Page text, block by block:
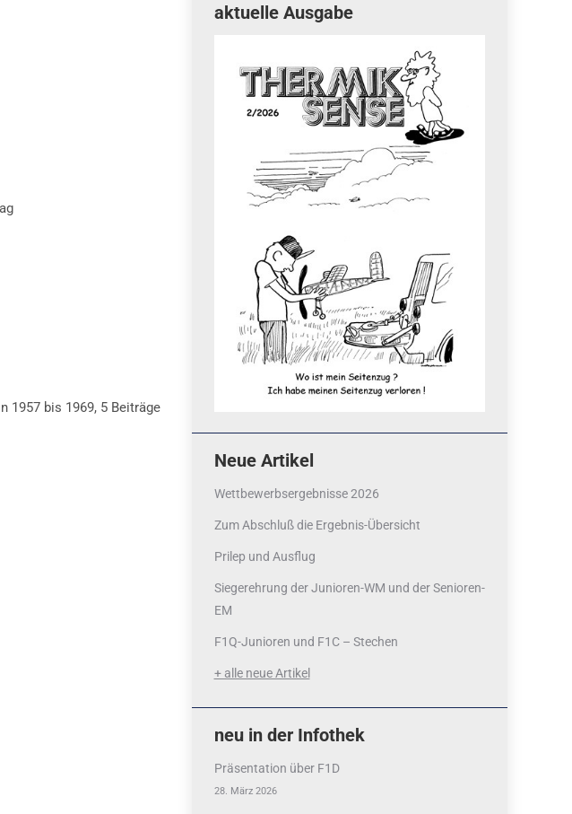
1957 bis 1969, 5 Beiträge
aktuelle Ausgabe
Neue Artikel
Wettbewerbsergebnisse 2026
Zum Abschluß die Ergebnis-Übersicht
Prilep und Ausflug
Siegerehrung der Junioren-WM und der Senioren-
EM
F1Q-Junioren und F1C – Stechen
+ alle neue Artikel
neu in der Infothek
Präsentation über F1D
28. März 2026